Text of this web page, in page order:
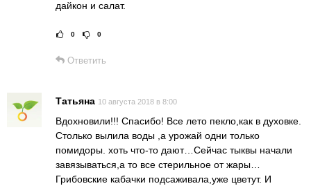
дайкон и салат.
Рейтинг статьи:
0 0
Ответить
Татьяна 10 августа 2018 в 8:00
Вдохновили!!! Спасибо! Все лето пекло,как в духовке.
Столько вылила воды ,а урожай одни только
помидоры. хоть что-то дают…Сейчас тыквы начали
завязываться,а то все стерильное от жары…
Грибовские кабачки подсаживала,уже цветут. И